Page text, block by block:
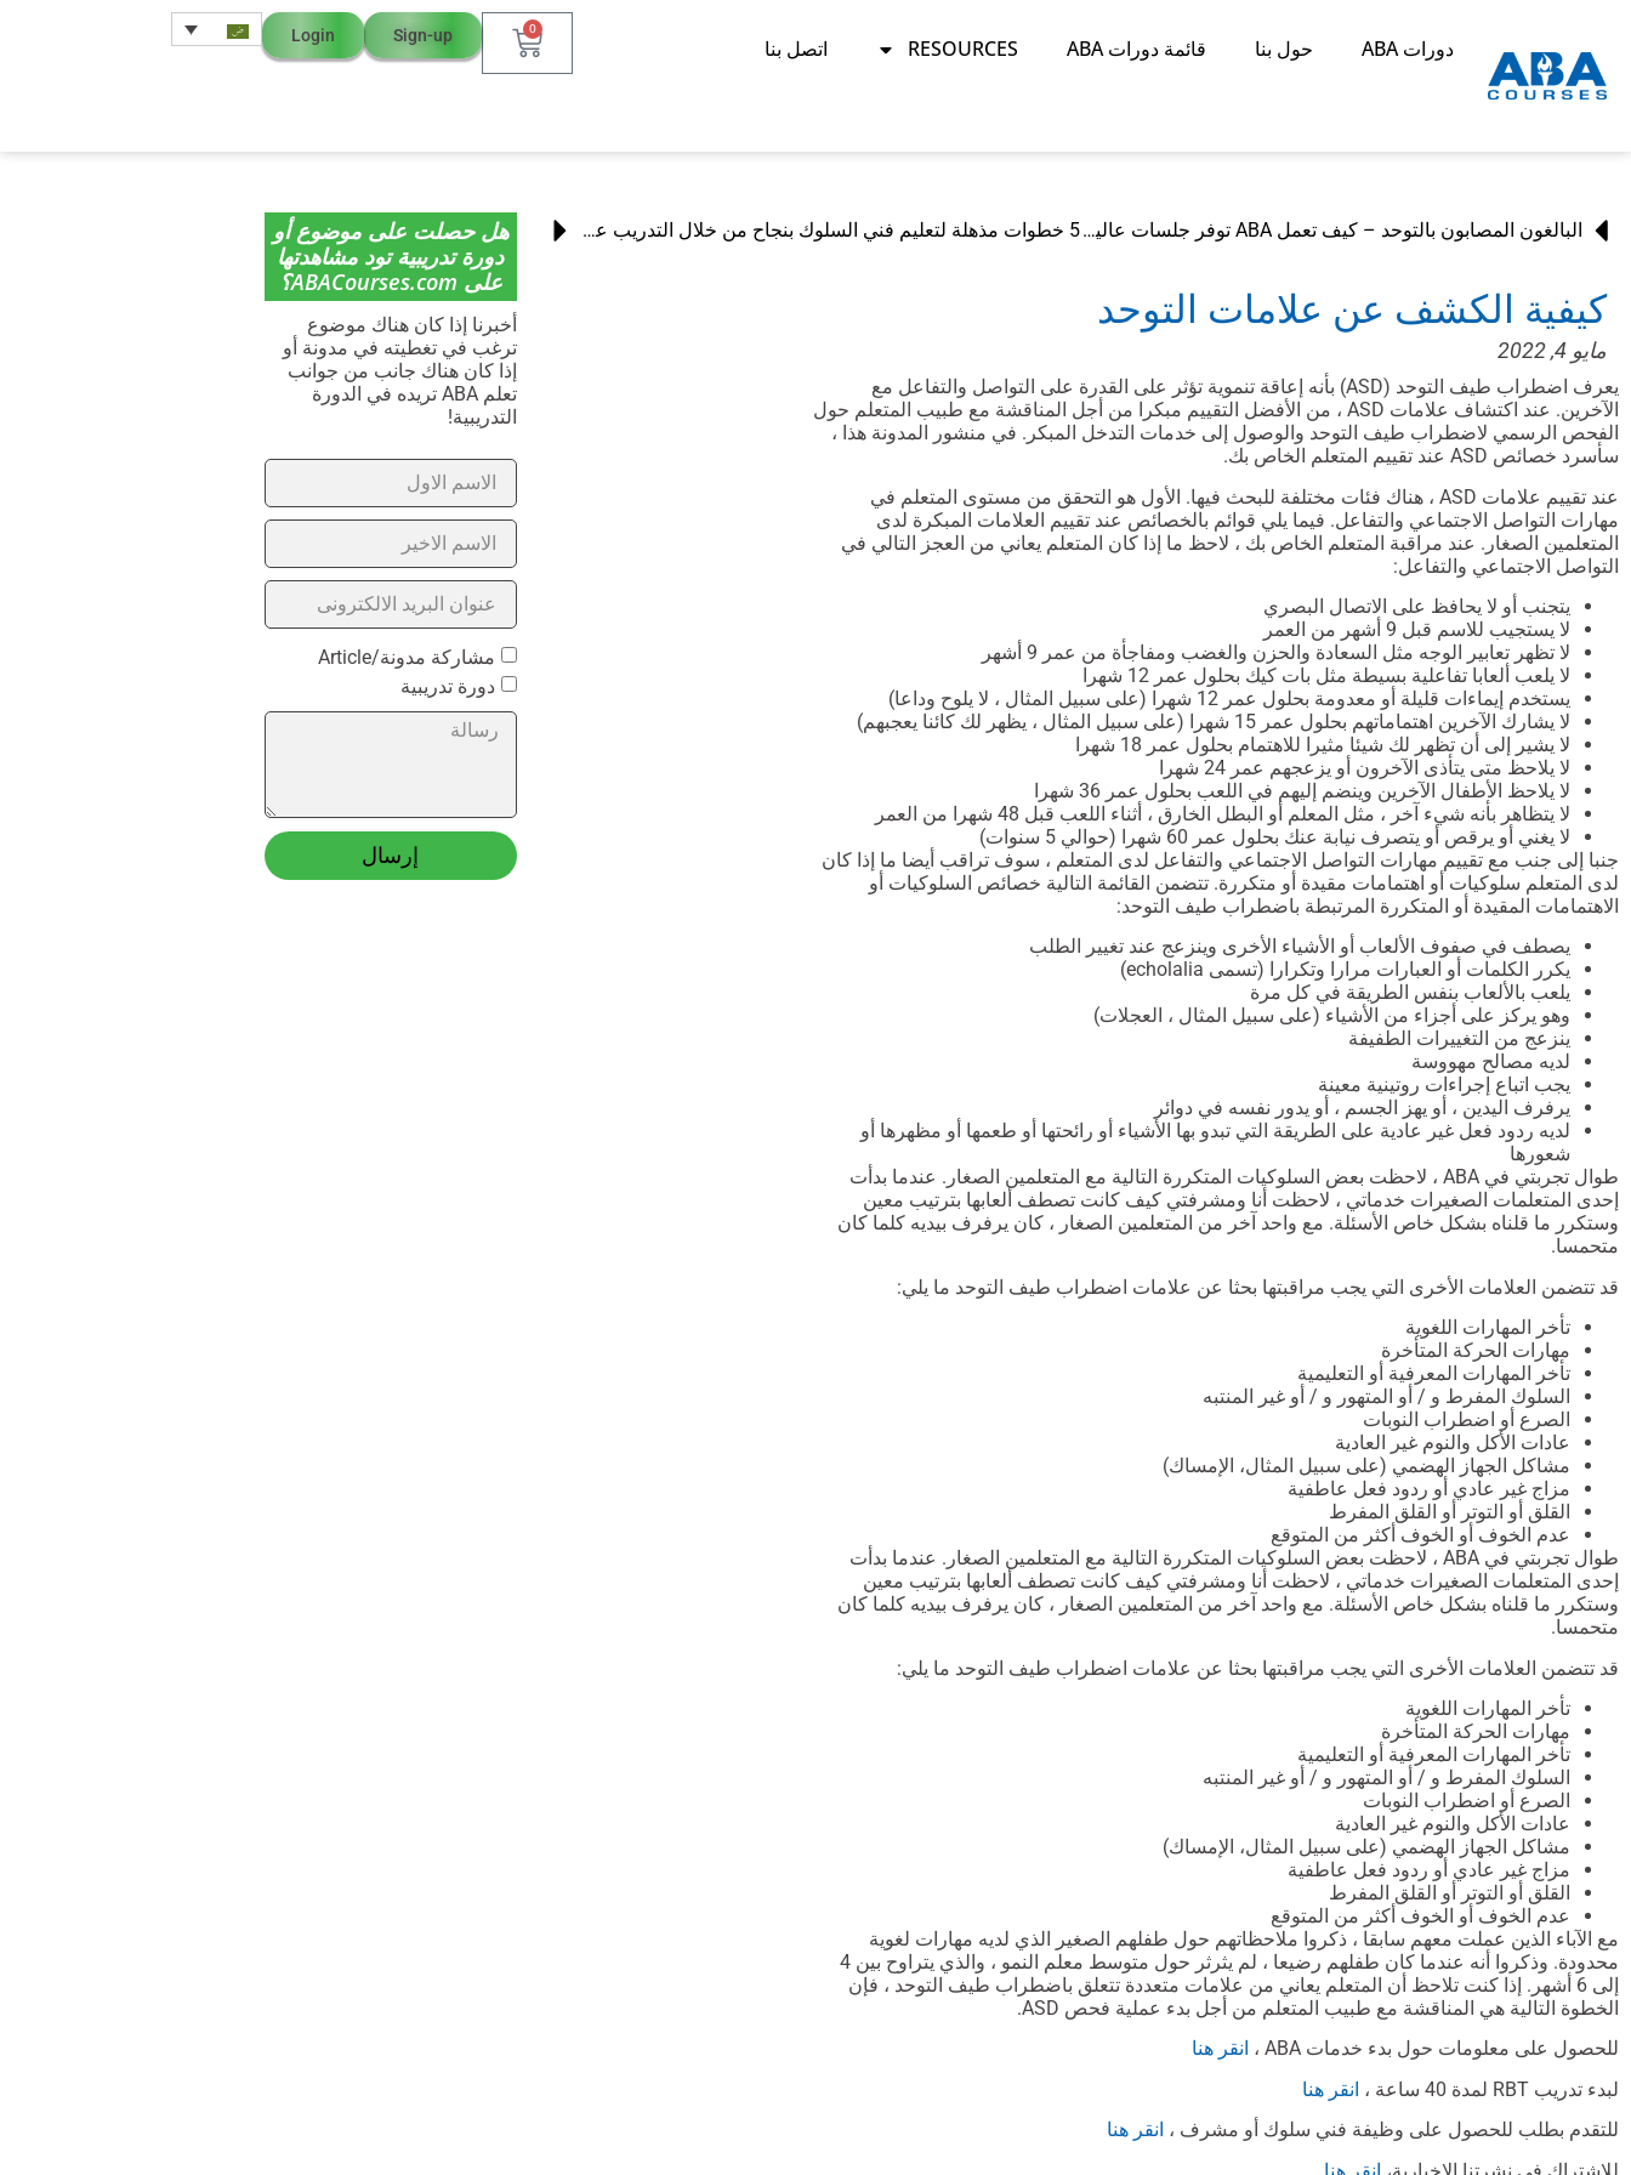
دورات ABA حول بنا قائمة دورات ABA RESOURCES اتصل بنا
0
Sign-up
Login
البالغون المصابون بالتوحد – كيف تعمل ABA توفر جلسات عالية الجودة 5 خطوات مذهلة لتعليم فني السلوك بنجاح من خلال التدريب على مهارات السلوك (BST)!
كيفية الكشف عن علامات التوحد
مايو 4, 2022
يعرف اضطراب طيف التوحد (ASD) بأنه إعاقة تنموية تؤثر على القدرة على التواصل والتفاعل مع
الآخرين. عند اكتشاف علامات ASD ، من الأفضل التقييم مبكرا من أجل المناقشة مع طبيب المتعلم حول
الفحص الرسمي لاضطراب طيف التوحد والوصول إلى خدمات التدخل المبكر. في منشور المدونة هذا ،
سأسرد خصائص ASD عند تقييم المتعلم الخاص بك.
عند تقييم علامات ASD ، هناك فئات مختلفة للبحث فيها. الأول هو التحقق من مستوى المتعلم في
مهارات التواصل الاجتماعي والتفاعل. فيما يلي قوائم بالخصائص عند تقييم العلامات المبكرة لدى
المتعلمين الصغار. عند مراقبة المتعلم الخاص بك ، لاحظ ما إذا كان المتعلم يعاني من العجز التالي في
التواصل الاجتماعي والتفاعل:
يتجنب أو لا يحافظ على الاتصال البصري
لا يستجيب للاسم قبل 9 أشهر من العمر
لا تظهر تعابير الوجه مثل السعادة والحزن والغضب ومفاجأة من عمر 9 أشهر
لا يلعب ألعابا تفاعلية بسيطة مثل بات كيك بحلول عمر 12 شهرا
يستخدم إيماءات قليلة أو معدومة بحلول عمر 12 شهرا (على سبيل المثال ، لا يلوح وداعا)
لا يشارك الآخرين اهتماماتهم بحلول عمر 15 شهرا (على سبيل المثال ، يظهر لك كائنا يعجبهم)
لا يشير إلى أن تظهر لك شيئا مثيرا للاهتمام بحلول عمر 18 شهرا
لا يلاحظ متى يتأذى الآخرون أو يزعجهم عمر 24 شهرا
لا يلاحظ الأطفال الآخرين وينضم إليهم في اللعب بحلول عمر 36 شهرا
لا يتظاهر بأنه شيء آخر ، مثل المعلم أو البطل الخارق ، أثناء اللعب قبل 48 شهرا من العمر
لا يغني أو يرقص أو يتصرف نيابة عنك بحلول عمر 60 شهرا (حوالي 5 سنوات)
جنبا إلى جنب مع تقييم مهارات التواصل الاجتماعي والتفاعل لدى المتعلم ، سوف تراقب أيضا ما إذا كان
لدى المتعلم سلوكيات أو اهتمامات مقيدة أو متكررة. تتضمن القائمة التالية خصائص السلوكيات أو
الاهتمامات المقيدة أو المتكررة المرتبطة باضطراب طيف التوحد:
يصطف في صفوف الألعاب أو الأشياء الأخرى وينزعج عند تغيير الطلب
يكرر الكلمات أو العبارات مرارا وتكرارا (تسمى echolalia)
يلعب بالألعاب بنفس الطريقة في كل مرة
وهو يركز على أجزاء من الأشياء (على سبيل المثال ، العجلات)
ينزعج من التغييرات الطفيفة
لديه مصالح مهووسة
يجب اتباع إجراءات روتينية معينة
يرفرف اليدين ، أو يهز الجسم ، أو يدور نفسه في دوائر
لديه ردود فعل غير عادية على الطريقة التي تبدو بها الأشياء أو رائحتها أو طعمها أو مظهرها أو
شعورها
طوال تجربتي في ABA ، لاحظت بعض السلوكيات المتكررة التالية مع المتعلمين الصغار. عندما بدأت
إحدى المتعلمات الصغيرات خدماتي ، لاحظت أنا ومشرفتي كيف كانت تصطف ألعابها بترتيب معين
وستكرر ما قلناه بشكل خاص الأسئلة. مع واحد آخر من المتعلمين الصغار ، كان يرفرف بيديه كلما كان
متحمسا.
قد تتضمن العلامات الأخرى التي يجب مراقبتها بحثا عن علامات اضطراب طيف التوحد ما يلي:
تأخر المهارات اللغوية
مهارات الحركة المتأخرة
تأخر المهارات المعرفية أو التعليمية
السلوك المفرط و / أو المتهور و / أو غير المنتبه
الصرع أو اضطراب النوبات
عادات الأكل والنوم غير العادية
مشاكل الجهاز الهضمي (على سبيل المثال، الإمساك)
مزاج غير عادي أو ردود فعل عاطفية
القلق أو التوتر أو القلق المفرط
عدم الخوف أو الخوف أكثر من المتوقع
طوال تجربتي في ABA ، لاحظت بعض السلوكيات المتكررة التالية مع المتعلمين الصغار. عندما بدأت
إحدى المتعلمات الصغيرات خدماتي ، لاحظت أنا ومشرفتي كيف كانت تصطف ألعابها بترتيب معين
وستكرر ما قلناه بشكل خاص الأسئلة. مع واحد آخر من المتعلمين الصغار ، كان يرفرف بيديه كلما كان
متحمسا.
قد تتضمن العلامات الأخرى التي يجب مراقبتها بحثا عن علامات اضطراب طيف التوحد ما يلي:
تأخر المهارات اللغوية
مهارات الحركة المتأخرة
تأخر المهارات المعرفية أو التعليمية
السلوك المفرط و / أو المتهور و / أو غير المنتبه
الصرع أو اضطراب النوبات
عادات الأكل والنوم غير العادية
مشاكل الجهاز الهضمي (على سبيل المثال، الإمساك)
مزاج غير عادي أو ردود فعل عاطفية
القلق أو التوتر أو القلق المفرط
عدم الخوف أو الخوف أكثر من المتوقع
مع الآباء الذين عملت معهم سابقا ، ذكروا ملاحظاتهم حول طفلهم الصغير الذي لديه مهارات لغوية
محدودة. وذكروا أنه عندما كان طفلهم رضيعا ، لم يثرثر حول متوسط معلم النمو ، والذي يتراوح بين 4
إلى 6 أشهر. إذا كنت تلاحظ أن المتعلم يعاني من علامات متعددة تتعلق باضطراب طيف التوحد ، فإن
الخطوة التالية هي المناقشة مع طبيب المتعلم من أجل بدء عملية فحص ASD.
للحصول على معلومات حول بدء خدمات ABA ،
انقر هنا
لبدء تدريب RBT لمدة 40 ساعة ،
انقر هنا
للتقدم بطلب للحصول على وظيفة فني سلوك أو مشرف ، انقر هنا
للاشتراك في نشرتنا الإخبارية، انقر هنا
هل حصلت على موضوع أو
دورة تدريبية تود مشاهدتها
على ABACourses.com؟
أخبرنا إذا كان هناك موضوع
ترغب في تغطيته في مدونة أو
إذا كان هناك جانب من جوانب
تعلم ABA تريده في الدورة
التدريبية!
مشاركة مدونة/Article
دورة تدريبية
إرسال